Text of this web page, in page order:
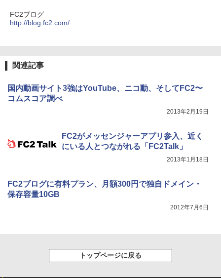
FC2ブログ
http://blog.fc2.com/
関連記事
国内動画サイト3強はYouTube、ニコ動、そしてFC2〜
コムスコア調べ
2013年2月19日
FC2がメッセンジャーアプリ参入、近く
にいる人とつながれる「FC2Talk」
2013年1月18日
FC2ブログに有料プラン、月額300円で独自ドメイン・
保存容量10GB
2012年7月6日
トップページに戻る